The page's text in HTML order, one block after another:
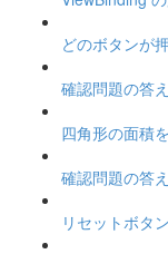
どのボタンが
確認問題の答
四角形の面積
確認問題の答
リセットボタ